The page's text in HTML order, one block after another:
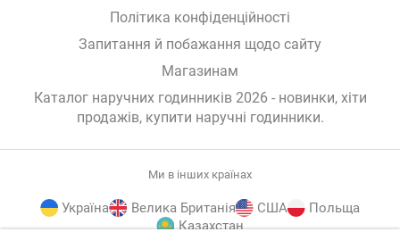
Політика конфіденційності
Запитання й побажання щодо сайту
Магазинам
Каталог наручних годинників 2026 - новинки, хіти
продажів, купити наручні годинники.
Ми в інших країнах
Україна Велика Британія США
Польща
Казахстан